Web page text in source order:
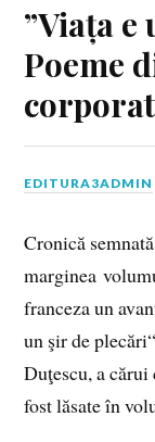
”Viața e
Poeme
EDITURA3ADMIN
Cronică
marginea
franceza un
un şir de
Duţescu, a
fost lăsate în